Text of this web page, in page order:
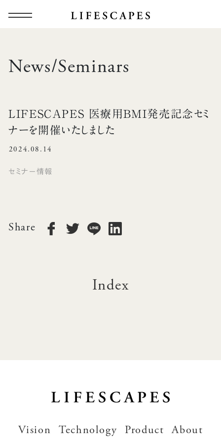
News/Seminars
LIFESCAPES 医療用BMI発売記念セミ
ナーを開催いたしました
2024.08.14
セミナー情報
Share
Index
Vision Technology Product
About